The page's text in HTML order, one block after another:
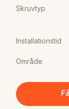
Skruvtyp
Installationstid
Område